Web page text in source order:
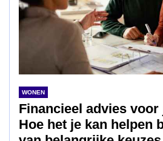
WONEN
Financieel advies
Hoe het je kan helpen